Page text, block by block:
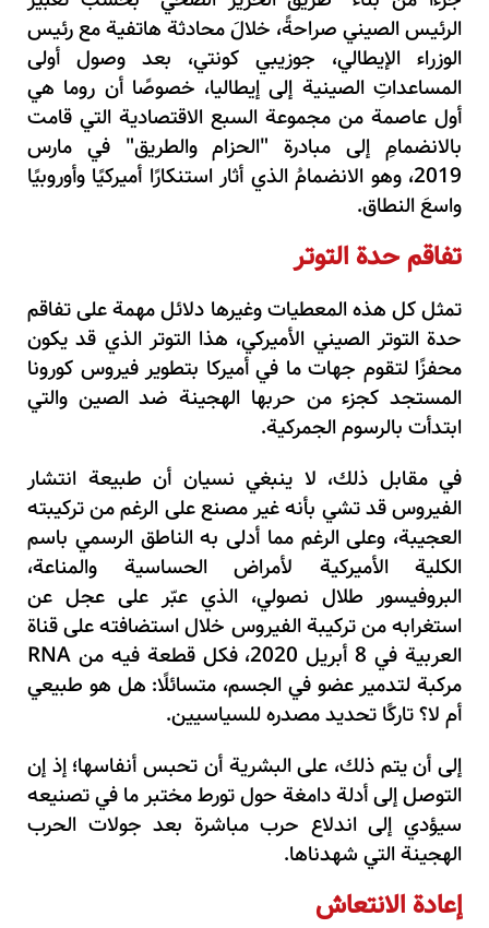
الرئيس الصيني صراحةً، خلالَ محادثة هاتفية مع رئيس
الوزراء الإيطالي، جوزيبي كونتي، بعد وصول أولى
المساعداتِ الصينية إلى إيطاليا، خصوصًا أن روما هي
أول عاصمة من مجموعة السبع الاقتصادية التي قامت
بالانضمامِ إلى مبادرة "الحزام والطريق" في مارس
2019، وهو الانضمامُ الذي أثار استنكارًا أميركيًا وأوروبيًا
واسعَ النطاق.
تفاقم حدة التوتر
تمثل كل هذه المعطيات وغيرها دلائل مهمة على تفاقم
حدة التوتر الصيني الأميركي، هذا التوتر الذي قد يكون
محفزًا لتقوم جهات ما في أميركا بتطوير فيروس كورونا
المستجد كجزء من حربها الهجينة ضد الصين والتي
ابتدأت بالرسوم الجمركية.
في مقابل ذلك، لا ينبغي نسيان أن طبيعة انتشار
الفيروس قد تشي بأنه غير مصنع على الرغم من تركيبته
العجيبة، وعلى الرغم مما أدلى به الناطق الرسمي باسم
الكلية الأميركية لأمراض الحساسية والمناعة،
البروفيسور طلال نصولي، الذي عبّر على عجل عن
استغرابه من تركيبة الفيروس خلال استضافته على قناة
العربية في 8 أبريل 2020، فكل قطعة فيه من RNA
مركبة لتدمير عضو في الجسم، متسائلًا: هل هو طبيعي
أم لا؟ تاركًا تحديد مصدره للسياسيين.
إلى أن يتم ذلك، على البشرية أن تحبس أنفاسها؛ إذ إن
التوصل إلى أدلة دامغة حول تورط مختبر ما في تصنيعه
سيؤدي إلى اندلاع حرب مباشرة بعد جولات الحرب
الهجينة التي شهدناها.
إعادة الانتعاش